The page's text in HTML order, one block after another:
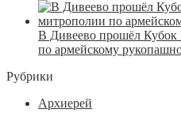
В Дивеево прошёл Кубок
по армейскому
Рубрики
Архиерей